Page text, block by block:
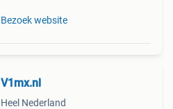
Bezoek website
V1mx.nl
Heel Nederland